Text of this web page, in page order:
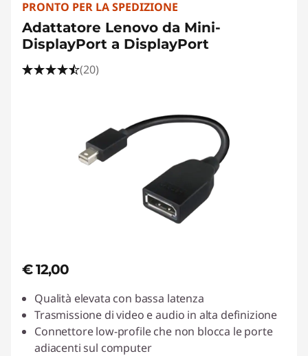
PRONTO PER LA SPEDIZIONE
Adattatore Lenovo da Mini-
DisplayPort a DisplayPort
(20)
€ 12,00
Qualità elevata con bassa latenza
Trasmissione di video e audio in alta definizione
Connettore low-profile che non blocca le porte
adiacenti sul computer